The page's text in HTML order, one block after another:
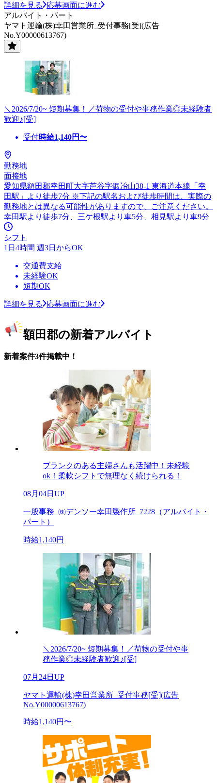
詳細を見る
応募画面に進む
アルバイト・パート
ヤマト運輸(株)幸田営業所_受付事務[受](広告
No.Y00000613767)
＼2026/7/20~ 短期募集！／荷物の受付や事務作業◎未経験者
歓迎♪[受]
受付時給1,140円〜
勤務地
面接地
愛知県額田郡幸田町大字芦谷字鍛冶山38-1 東海道本線「幸
田駅」より徒歩7分 ※下記の駅名および徒歩時間は、実際の
勤務地とは異なる可能性がありますので、ご注意ください。
幸田駅より徒歩7分、三ケ根駅より車5分、相見駅より車9分
シフト
1日4時間 週3日からOK
交通費支給
未経験OK
短期OK
詳細を見る 応募画面に進む
額田郡の新着アルバイト
新着案件3件掲載中！
ブランクのある主婦さんも活躍中！未経験
ok！柔軟シフトで無理なく続けられる！
08月04日UP
一般事務_㈱デンソー幸田製作所_7228（アルバイト・
パート）
時給1,140円
＼2026/7/20~ 短期募集！／荷物の受付や事
務作業◎未経験者歓迎♪[受]
07月24日UP
ヤマト運輸(株)幸田営業所_受付事務[受](広告
No.Y00000613767)
時給1,140円〜